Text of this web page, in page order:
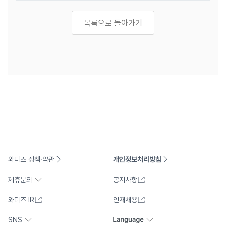
목록으로 돌아가기
와디즈 정책·약관 개인정보처리방침
제휴문의 공지사항
와디즈 IR 인재채용
SNS